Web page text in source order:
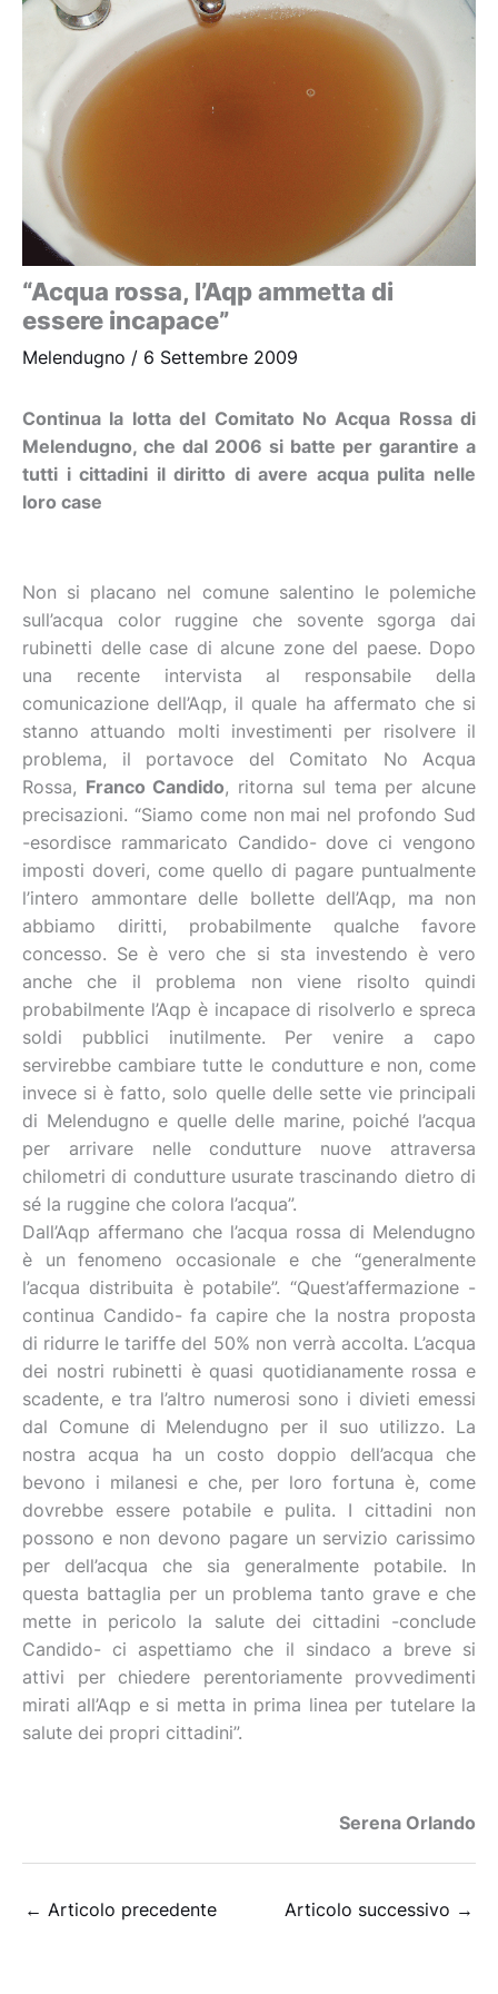
“Acqua rossa, l’Aqp ammetta di
essere incapace”
Melendugno / 6 Settembre 2009
Continua la lotta del Comitato No Acqua Rossa di
Melendugno, che dal 2006 si batte per garantire a
tutti i cittadini il diritto di avere acqua pulita nelle
loro case
Non si placano nel comune salentino le polemiche
sull’acqua color ruggine che sovente sgorga dai
rubinetti delle case di alcune zone del paese. Dopo
una recente intervista al responsabile della
comunicazione dell’Aqp, il quale ha affermato che si
stanno attuando molti investimenti per risolvere il
problema, il portavoce del Comitato No Acqua
Rossa, Franco Candido, ritorna sul tema per alcune
precisazioni. “Siamo come non mai nel profondo Sud
-esordisce rammaricato Candido- dove ci vengono
imposti doveri, come quello di pagare puntualmente
l’intero ammontare delle bollette dell’Aqp, ma non
abbiamo diritti, probabilmente qualche favore
concesso. Se è vero che si sta investendo è vero
anche che il problema non viene risolto quindi
probabilmente l’Aqp è incapace di risolverlo e spreca
soldi pubblici inutilmente. Per venire a capo
servirebbe cambiare tutte le condutture e non, come
invece si è fatto, solo quelle delle sette vie principali
di Melendugno e quelle delle marine, poiché l’acqua
per arrivare nelle condutture nuove attraversa
chilometri di condutture usurate trascinando dietro di
sé la ruggine che colora l’acqua”.
Dall’Aqp affermano che l’acqua rossa di Melendugno
è un fenomeno occasionale e che “generalmente
l’acqua distribuita è potabile”. “Quest’affermazione -
continua Candido- fa capire che la nostra proposta
di ridurre le tariffe del 50% non verrà accolta. L’acqua
dei nostri rubinetti è quasi quotidianamente rossa e
scadente, e tra l’altro numerosi sono i divieti emessi
dal Comune di Melendugno per il suo utilizzo. La
nostra acqua ha un costo doppio dell’acqua che
bevono i milanesi e che, per loro fortuna è, come
dovrebbe essere potabile e pulita. I cittadini non
possono e non devono pagare un servizio carissimo
per dell’acqua che sia generalmente potabile. In
questa battaglia per un problema tanto grave e che
mette in pericolo la salute dei cittadini -conclude
Candido- ci aspettiamo che il sindaco a breve si
attivi per chiedere perentoriamente provvedimenti
mirati all’Aqp e si metta in prima linea per tutelare la
salute dei propri cittadini”.
Serena Orlando
← Articolo precedente Articolo successivo →